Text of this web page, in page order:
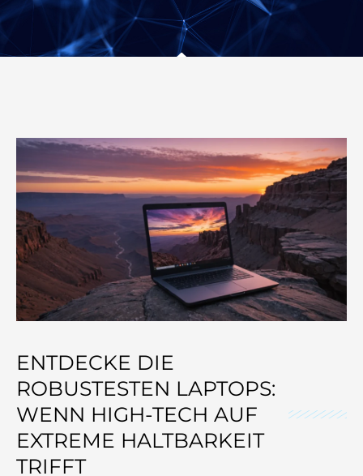
ENTDECKE DIE
ROBUSTESTEN LAPTOPS:
WENN HIGH-TECH AUF
EXTREME HALTBARKEIT
TRIFFT